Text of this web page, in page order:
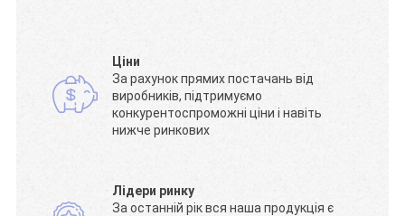
Ціни
За рахунок прямих постачань від
виробників, підтримуємо
конкурентоспроможні ціни і навіть
нижче ринкових
Лідери ринку
За останній рік вся наша продукція є